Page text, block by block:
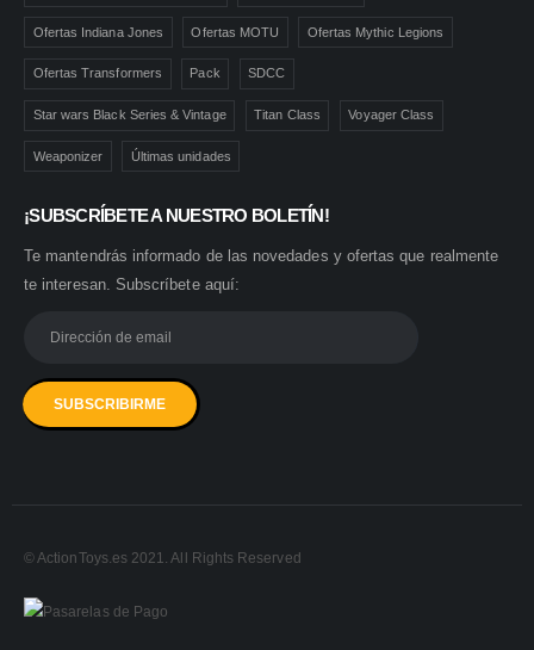
Ofertas Indiana Jones Ofertas MOTU Ofertas Mythic Legions
Ofertas Transformers Pack SDCC
Star wars Black Series & Vintage Titan Class Voyager Class
Weaponizer Últimas unidades
¡SUBSCRÍBETE A NUESTRO BOLETÍN!
Te mantendrás informado de las novedades y ofertas que realmente
te interesan. Subscríbete aquí:
© ActionToys.es 2021. All Rights Reserved